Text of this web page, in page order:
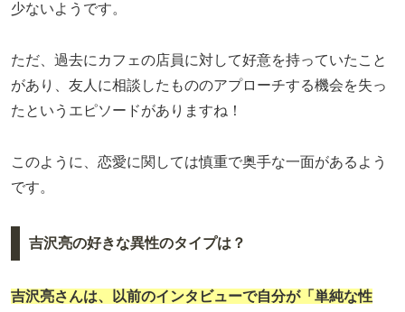
少ないようです。
ただ、過去にカフェの店員に対して好意を持っていたこと
があり、友人に相談したもののアプローチする機会を失っ
たというエピソードがありますね！
このように、恋愛に関しては慎重で奥手な一面があるよう
です。
吉沢亮の好きな異性のタイプは？
吉沢亮さんは、以前のインタビューで自分が「単純な性